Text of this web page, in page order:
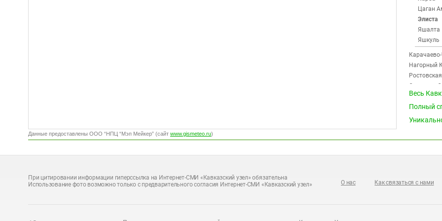
Цаган
Элиста
Яшалта
Яшкуль
Нагорный
Северная
(13)
Чечня (20)
Весь
Полный
Данные предоставлены ООО “НПЦ “Мэп Мейкер” (сайт www.gismeteo.ru)
При цитировании информации гиперссылка на Интернет-СМИ «Кавказский узел» обязательна
Использование фото возможно только с предварительного согласия Интернет-СМИ «Кавказский узел»
О нас Как связаться с нами